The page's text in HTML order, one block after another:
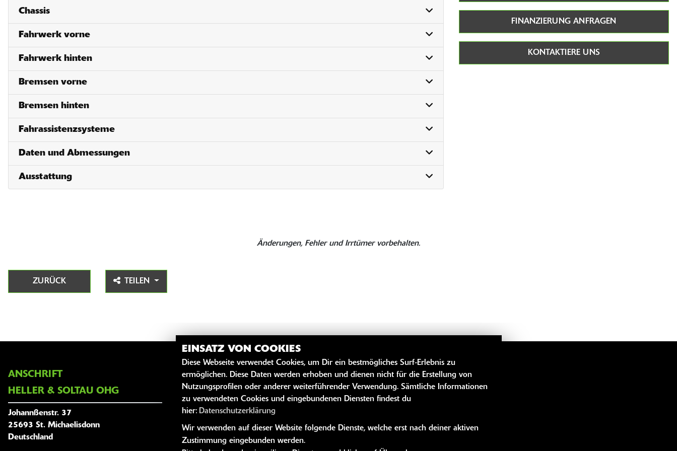
Chassis
Fahrwerk vorne
Fahrwerk hinten
Bremsen vorne
Bremsen hinten
Fahrassistenzsysteme
Daten und Abmessungen
Ausstattung
FINANZIERUNG ANFRAGEN
KONTAKTIERE UNS
Änderungen, Fehler und Irrtümer vorbehalten.
ZURÜCK TEILEN
ANSCHRIFT
HELLER & SOLTAU OHG
Johannßenstr. 37
25693 St. Michaelisdonn
Deutschland
ÖFFNUNGSZEITEN WEITERE LINKS
EINSATZ VON COOKIES
Diese Webseite verwendet Cookies, um Dir ein bestmögliches Surf-Erlebnis zu
ermöglichen. Diese Daten werden erhoben und dienen nicht für die Erstellung von
Nutzungsprofilen oder anderer weiterführender Verwendung. Sämtliche Informationen
zu verwendeten Cookies und eingebundenen Diensten findest du
hier: Datenschutzerklärung
Wir verwenden auf dieser Website folgende Dienste, welche erst nach deiner aktiven
Zustimmung eingebunden werden.